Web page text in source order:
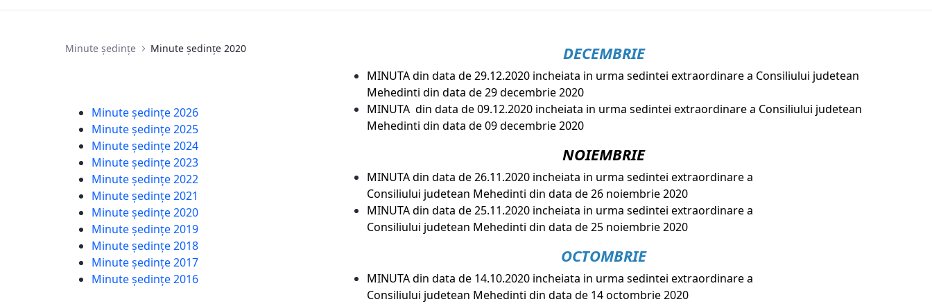
Minute ședințe Minute ședințe 2020
Minute ședințe 2026
Minute ședințe 2025
Minute ședințe 2024
Minute ședințe 2023
Minute ședințe 2022
Minute ședințe 2021
Minute ședințe 2020
Minute ședințe 2019
Minute ședințe 2018
Minute ședințe 2017
Minute ședințe 2016
DECEMBRIE
MINUTA din data de 29.12.2020 incheiata in urma sedintei extraordinare a Consiliului judetean
Mehedinti din data de 29 decembrie 2020
MINUTA din data de 09.12.2020 incheiata in urma sedintei extraordinare a Consiliului judetean
Mehedinti din data de 09 decembrie 2020
NOIEMBRIE
MINUTA din data de 26.11.2020 incheiata in urma sedintei extraordinare a
Consiliului judetean Mehedinti din data de 26 noiembrie 2020
MINUTA din data de 25.11.2020 incheiata in urma sedintei extraordinare a
Consiliului judetean Mehedinti din data de 25 noiembrie 2020
OCTOMBRIE
MINUTA din data de 14.10.2020 incheiata in urma sedintei extraordinare a
Consiliului judetean Mehedinti din data de 14 octombrie 2020